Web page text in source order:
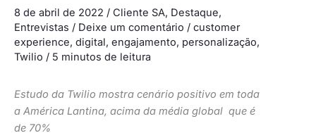
8 de abril de 2022 / Cliente SA, Destaque,
Entrevistas / Deixe um comentário / customer
experience, digital, engajamento, personalização,
Twilio / 5 minutos de leitura
Estudo da Twilio mostra cenário positivo em toda
a América Lantina, acima da média global que é
de 70%